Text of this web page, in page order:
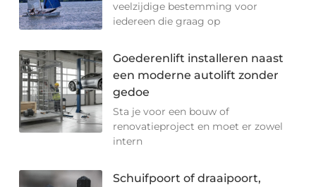
veelzijdige bestemming voor
iedereen die graag op
Goederenlift installeren naast
een moderne autolift zonder
gedoe
Sta je voor een bouw of
renovatieproject en moet er zowel
intern
Schuifpoort of draaipoort,